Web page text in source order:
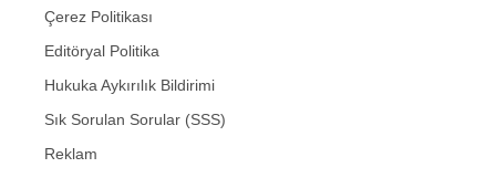
Çerez Politikası
Editöryal Politika
Hukuka Aykırılık Bildirimi
Sık Sorulan Sorular (SSS)
Reklam